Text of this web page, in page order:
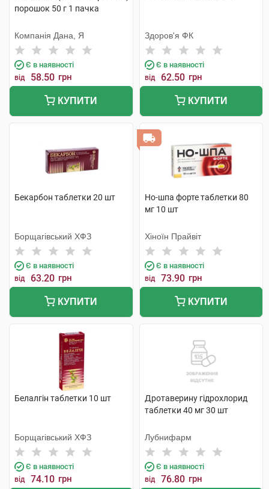
порошок 50 г 1 пачка
Компанія Дана, Я
Є в наявності
від 58.50 грн
КУПИТИ
Здоров'я ФК
Є в наявності
від 62.50 грн
КУПИТИ
Бекарбон таблетки 20 шт
Борщагівський ХФЗ
Є в наявності
від 63.20 грн
КУПИТИ
Но-шпа форте таблетки 80
мг 10 шт
Хіноїн Прайвіт
Є в наявності
від 73.90 грн
КУПИТИ
Белалгін таблетки 10 шт
Борщагівський ХФЗ
Є в наявності
від 74.10 грн
Дротаверину гідрохлорид
таблетки 40 мг 30 шт
Лубнифарм
Є в наявності
від 76.80 грн